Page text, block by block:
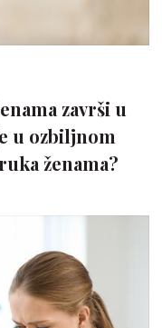
završi u
u ozbiljnom
ženama?